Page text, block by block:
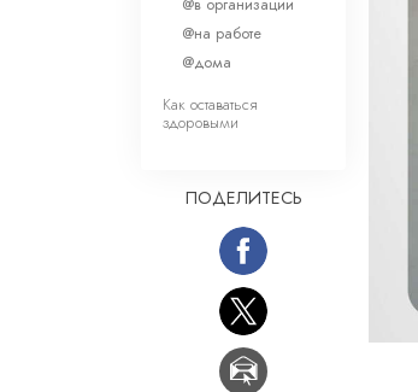
@на работе
@дома
Как оставаться
здоровыми
ПОДЕЛИТЕСЬ